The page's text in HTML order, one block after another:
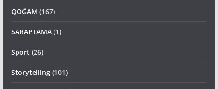
QOǴAM (167)
SARAPTAMA(1)
Sport (26)
Storytelling(101)